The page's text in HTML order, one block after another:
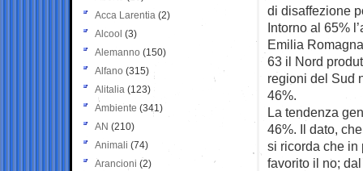
di disaffezione
Intorno al 65%
Emilia
63 il Nord
regioni del Sud
46%.
La tendenza
46%. Il dato,
si ricorda che in
favorito il no;
Acca Larentia (2)
Alcool (3)
Alemanno (150)
Alfano (315)
Alitalia (123)
Ambiente (341)
AN (210)
Animali (74)
Arancioni (2)